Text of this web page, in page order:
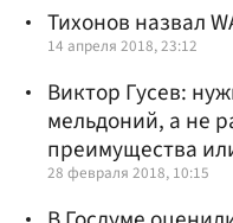
Тихонов назвал
14 апреля 2018, 23:12
Виктор Гусев:
мельдоний, а не
преимущества
28 февраля 2018, 10:15